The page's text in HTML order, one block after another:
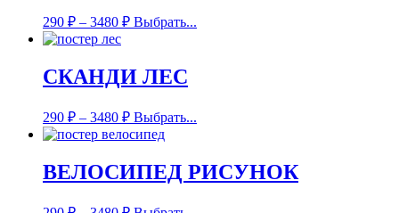
290 ₽ – 3480 ₽ Выбрать...
СКАНДИ ЛЕС
290 ₽ – 3480 ₽ Выбрать...
ВЕЛОСИПЕД РИСУНОК